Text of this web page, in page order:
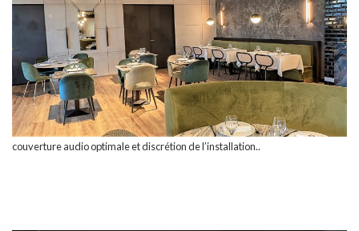
couverture audio optimale et discrétion de l’installation..